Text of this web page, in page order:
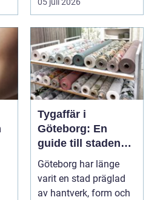
För må...
Tygaffär i
Göteborg: En
guide till stadens
textila möjligheter
Göteborg har länge
varit en stad präglad
av hantverk, form och